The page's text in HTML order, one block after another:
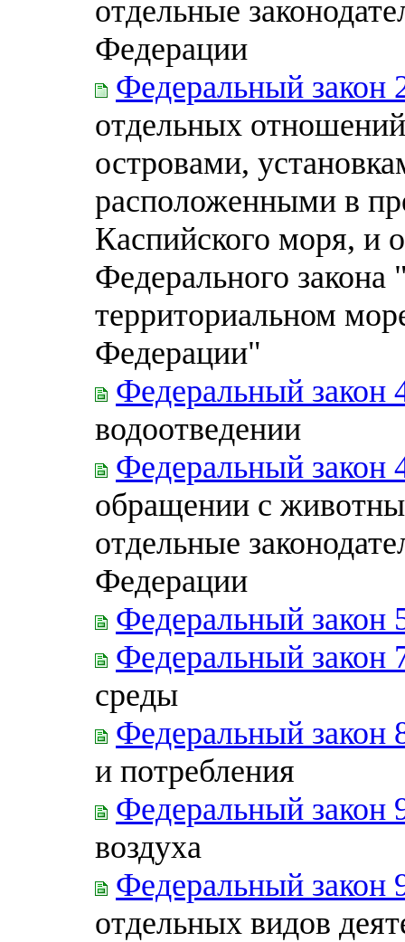
отдельные
Федерации
Федеральный закон
отдельных
островами,
расположенными в
Каспийского моря, и
Федерального
территориальном
Федерации"
Федеральный закон
водоотведении
Федеральный закон
обращении с
отдельные
Федерации
Федеральный закон
Федеральный закон
среды
Федеральный закон
и потребления
Федеральный закон
воздуха
Федеральный закон
отдельных видов